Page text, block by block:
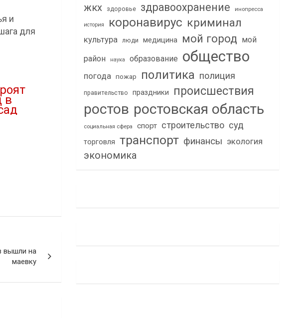
и
для
в
вышли на
маевку
жкх здоровье здравоохранение инопресса
история коронавирус криминал
культура люди медицина мой город мой
район
наука образование общество
погода пожар политика полиция
правительство праздники происшествия
ростов ростовская область
социальная сфера спорт строительство суд
торговля транспорт финансы экология
экономика